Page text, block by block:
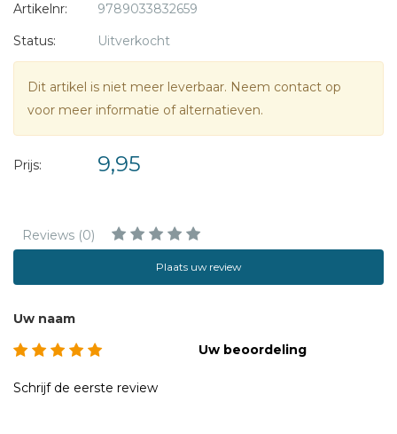
Nieske Selles-ten Brinke
eigen en 3 pleegkinderen. Daarnaast was ze jarenlang
actief in het basisonderwijs. Ze woont in Ermelo.
Artikelnr:
9789033832659
Status:
Uitverkocht
Dit artikel is niet meer leverbaar. Neem contact op
voor meer informatie of alternatieven.
Prijs: 9,95
Reviews (0)
Plaats uw review
Uw naam
Uw beoordeling
Schrijf de eerste review